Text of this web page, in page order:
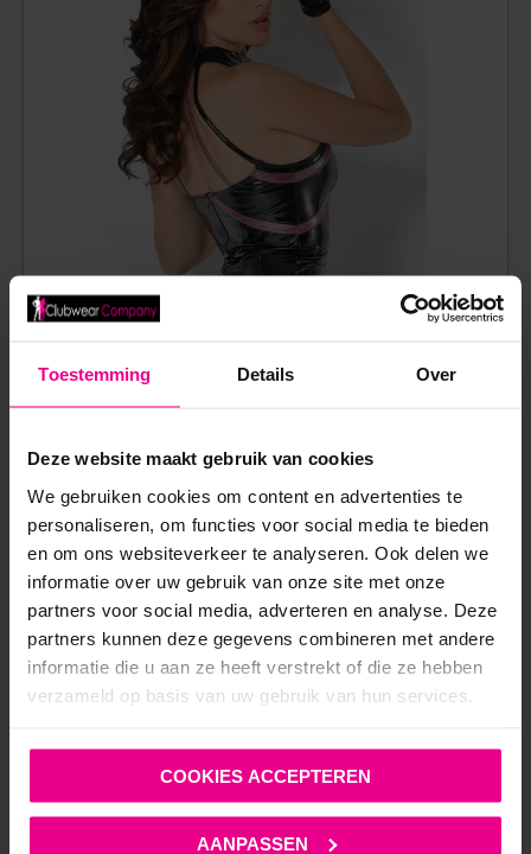
Toestemming Details Over
Deze website maakt gebruik van cookies
We gebruiken cookies om content en advertenties te
personaliseren, om functies voor social media te bieden
en om ons websiteverkeer te analyseren. Ook delen we
informatie over uw gebruik van onze site met onze
partners voor social media, adverteren en analyse. Deze
partners kunnen deze gegevens combineren met andere
informatie die u aan ze heeft verstrekt of die ze hebben
verzameld op basis van uw gebruik van hun services.
COOKIES ACCEPTEREN
AANPASSEN
CATANZARO
5 werkdagen
€44,95
ANDERE MENSEN BEKEKEN OOK: